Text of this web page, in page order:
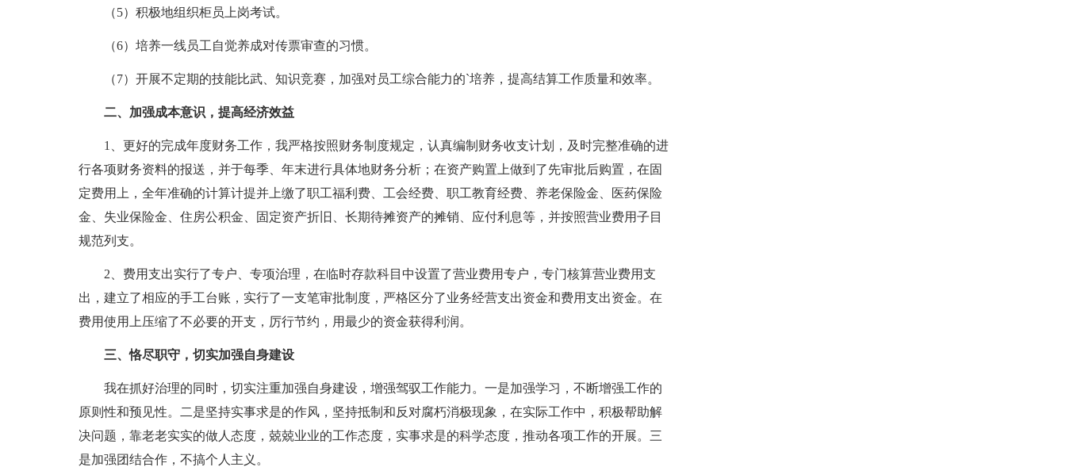
（5）积极地组织柜员上岗考试。
（6）培养一线员工自觉养成对传票审查的习惯。
（7）开展不定期的技能比武、知识竞赛，加强对员工综合能力的`培养，提高结算工作质量和效率。
二、加强成本意识，提高经济效益
1、更好的完成年度财务工作，我严格按照财务制度规定，认真编制财务收支计划，及时完整准确的进
行各项财务资料的报送，并于每季、年末进行具体地财务分析；在资产购置上做到了先审批后购置，在固
定费用上，全年准确的计算计提并上缴了职工福利费、工会经费、职工教育经费、养老保险金、医药保险
金、失业保险金、住房公积金、固定资产折旧、长期待摊资产的摊销、应付利息等，并按照营业费用子目
规范列支。
2、费用支出实行了专户、专项治理，在临时存款科目中设置了营业费用专户，专门核算营业费用支
出，建立了相应的手工台账，实行了一支笔审批制度，严格区分了业务经营支出资金和费用支出资金。在
费用使用上压缩了不必要的开支，厉行节约，用最少的资金获得利润。
三、恪尽职守，切实加强自身建设
我在抓好治理的同时，切实注重加强自身建设，增强驾驭工作能力。一是加强学习，不断增强工作的
原则性和预见性。二是坚持实事求是的作风，坚持抵制和反对腐朽消极现象，在实际工作中，积极帮助解
决问题，靠老老实实的做人态度，兢兢业业的工作态度，实事求是的科学态度，推动各项工作的开展。三
是加强团结合作，不搞个人主义。